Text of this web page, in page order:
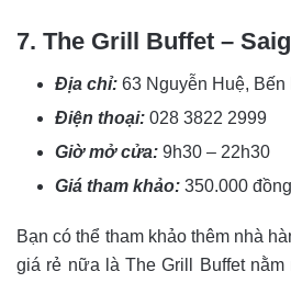
7. The Grill Buffet –
Địa chỉ: 63 Nguyễn Huệ, Bến
Điện thoại: 028 3822 2999
Giờ mở cửa: 9h30 – 22h30
Giá tham khảo: 350.000
Bạn có thể tham khảo thêm nhà
giá rẻ nữa là The Grill Buffet nằm